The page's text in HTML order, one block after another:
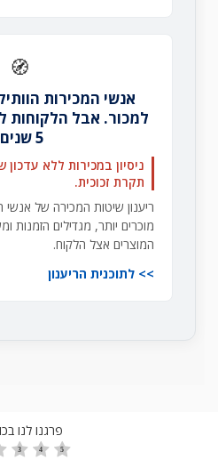
🧭
אנשי המכירות
למכור. אבל הלקוחות
5 שנים.
ניסיון במכירות ללא עדכון
תקרת זכוכית.
ריענון שיטות המכירה של אנשי
מוכרים יותר, מגדילים הזמנות
המוצרים אצל הלקוח.
לתוכנית הריענון
פרגנו לנו